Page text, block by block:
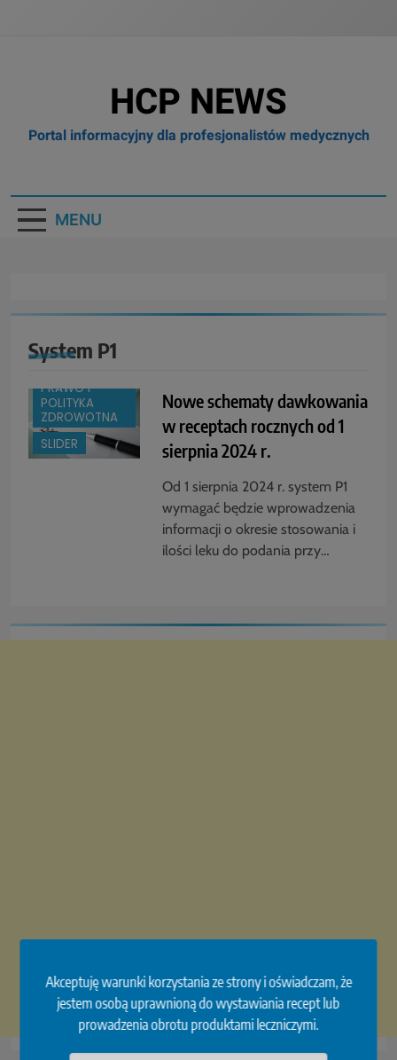
HCP NEWS
Portal informacyjny dla profesjonalistów medycznych
MENU
Akceptuję warunki korzystania ze strony i oświadczam, że
jestem osobą uprawnioną do wystawiania recept lub
prowadzenia obrotu produktami leczniczymi.
System P1
FARMACJA
BRANŻA:
MEDYCYNA
PRAWO I
POLITYKA
ZDROWOTNA
SLIDER
Nowe schematy dawkowania
w receptach rocznych od 1
sierpnia 2024 r.
Od 1 sierpnia 2024 r. system P1
wymagać będzie wprowadzenia
informacji o okresie stosowania i
ilości leku do podania przy…